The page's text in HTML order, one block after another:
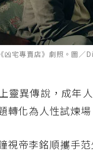
《凶宅專賣店》劇照。圖／
靈異傳說，成年
轉化為人性試煉
視帝李銘順攜手